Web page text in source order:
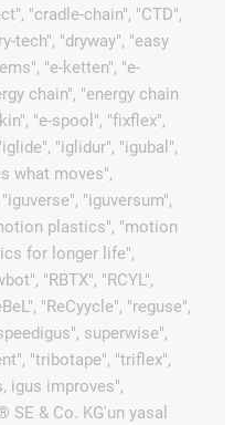
"cradle-chain", "CTD",
tech", "dryway", "easy
"e-ketten", "e-
chain", "energy chain
"e-spool", "fixflex",
"iglidur", "igubal",
what moves",
"iguversum",
plastics", "motion
for longer life",
"RBTX", "RCYL",
"ReCyycle", "reguse",
superwise",
"tribotape", "triflex",
igus improves",
& Co. KG'un yasal